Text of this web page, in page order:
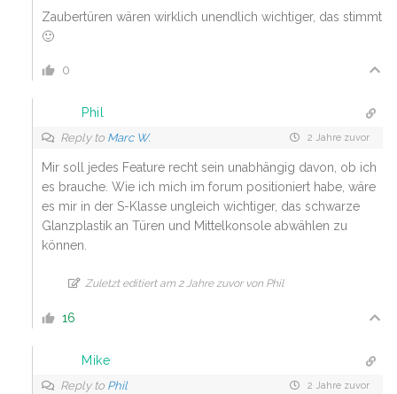
Zaubertüren wären wirklich unendlich wichtiger, das stimmt
🙂
0
Phil
Reply to Marc W. 2 Jahre zuvor
Mir soll jedes Feature recht sein unabhängig davon, ob ich
es brauche. Wie ich mich im forum positioniert habe, wäre
es mir in der S-Klasse ungleich wichtiger, das schwarze
Glanzplastik an Türen und Mittelkonsole abwählen zu
können.
Zuletzt editiert am 2 Jahre zuvor von Phil
16
Mike
Reply to Phil 2 Jahre zuvor